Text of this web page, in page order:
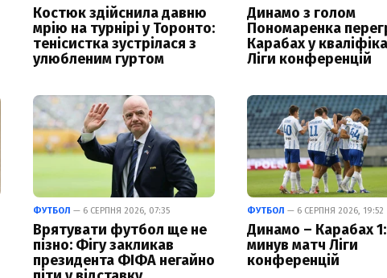
Костюк здійснила давню
мрію на турнірі у Торонто:
тенісистка зустрілася з
улюбленим гуртом
Динамо з голом
Пономаренка
Карабах у
Ліги конференцій
ФУТБОЛ — 6 СЕРПНЯ 2026, 07:35
Врятувати футбол ще не
пізно: Фігу закликав
президента ФІФА негайно
ФУТБОЛ — 6 СЕРПНЯ 2026, 19:52
Динамо – Карабах
минув матч Ліги
конференцій